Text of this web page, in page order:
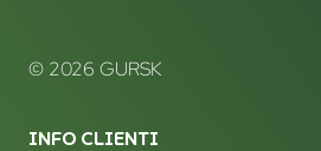
© 2026 GURSK
INFO CLIENTI